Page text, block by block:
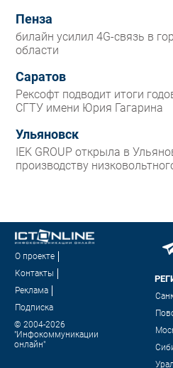
Пенза
билайн усилил 4G-связь в
области
Саратов
Рексофт подводит итоги
СГТУ имени Юрия Гагарина
Ульяновск
IEK GROUP открыла в
производству
О проекте
Контакты
Реклама
Подписка
© 2004-2026
"Инфокоммуникации
онлайн"
Урал